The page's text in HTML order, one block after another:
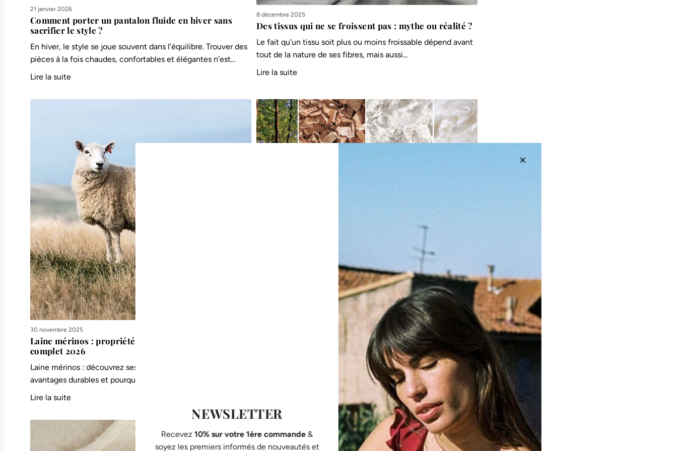
21 janvier 2026
Comment porter un pantalon fluide en hiver sans
sacrifier le style ?
En hiver, le style se joue souvent dans l’équilibre. Trouver des
pièces à la fois chaudes, confortables et élégantes n’est...
Lire la suite
8 décembre 2025
Des tissus qui ne se froissent pas : mythe ou réalité ?
Le fait qu’un tissu soit plus ou moins froissable dépend avant
tout de la nature de ses fibres, mais aussi...
Lire la suite
30 novembre 2025
Laine mérinos : propriétés, avantages et guide
complet 2026
Laine mérinos : découvrez ses propriétés thermorégulatrices,
avantages durables et pourquoi c'est la fibre naturelle idéale.
Lire la suite
TENCEL™ Lyocell et TENCEL™ Modal: quelles
différences et pourquoi choisir ces matières ?
Dans la mode durable, tout commence par la matière. Chez
Avani, le TENCEL™ Lyocell et le TENCEL™ Modal sont au...
NEWSLETTER
Recevez 10% sur votre 1ère commande&
soyez les premiers informés de nouveautés et